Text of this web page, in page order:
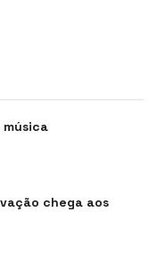
música
chega aos